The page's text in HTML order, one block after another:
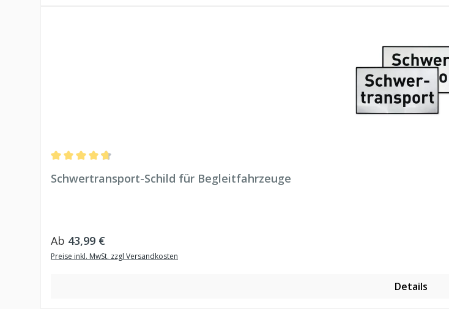
Schwertransport-Schild für Begleitfahrzeuge
Regulärer Preis:
Ab 43,99 €
Preise inkl. MwSt. zzgl Versandkosten
Details